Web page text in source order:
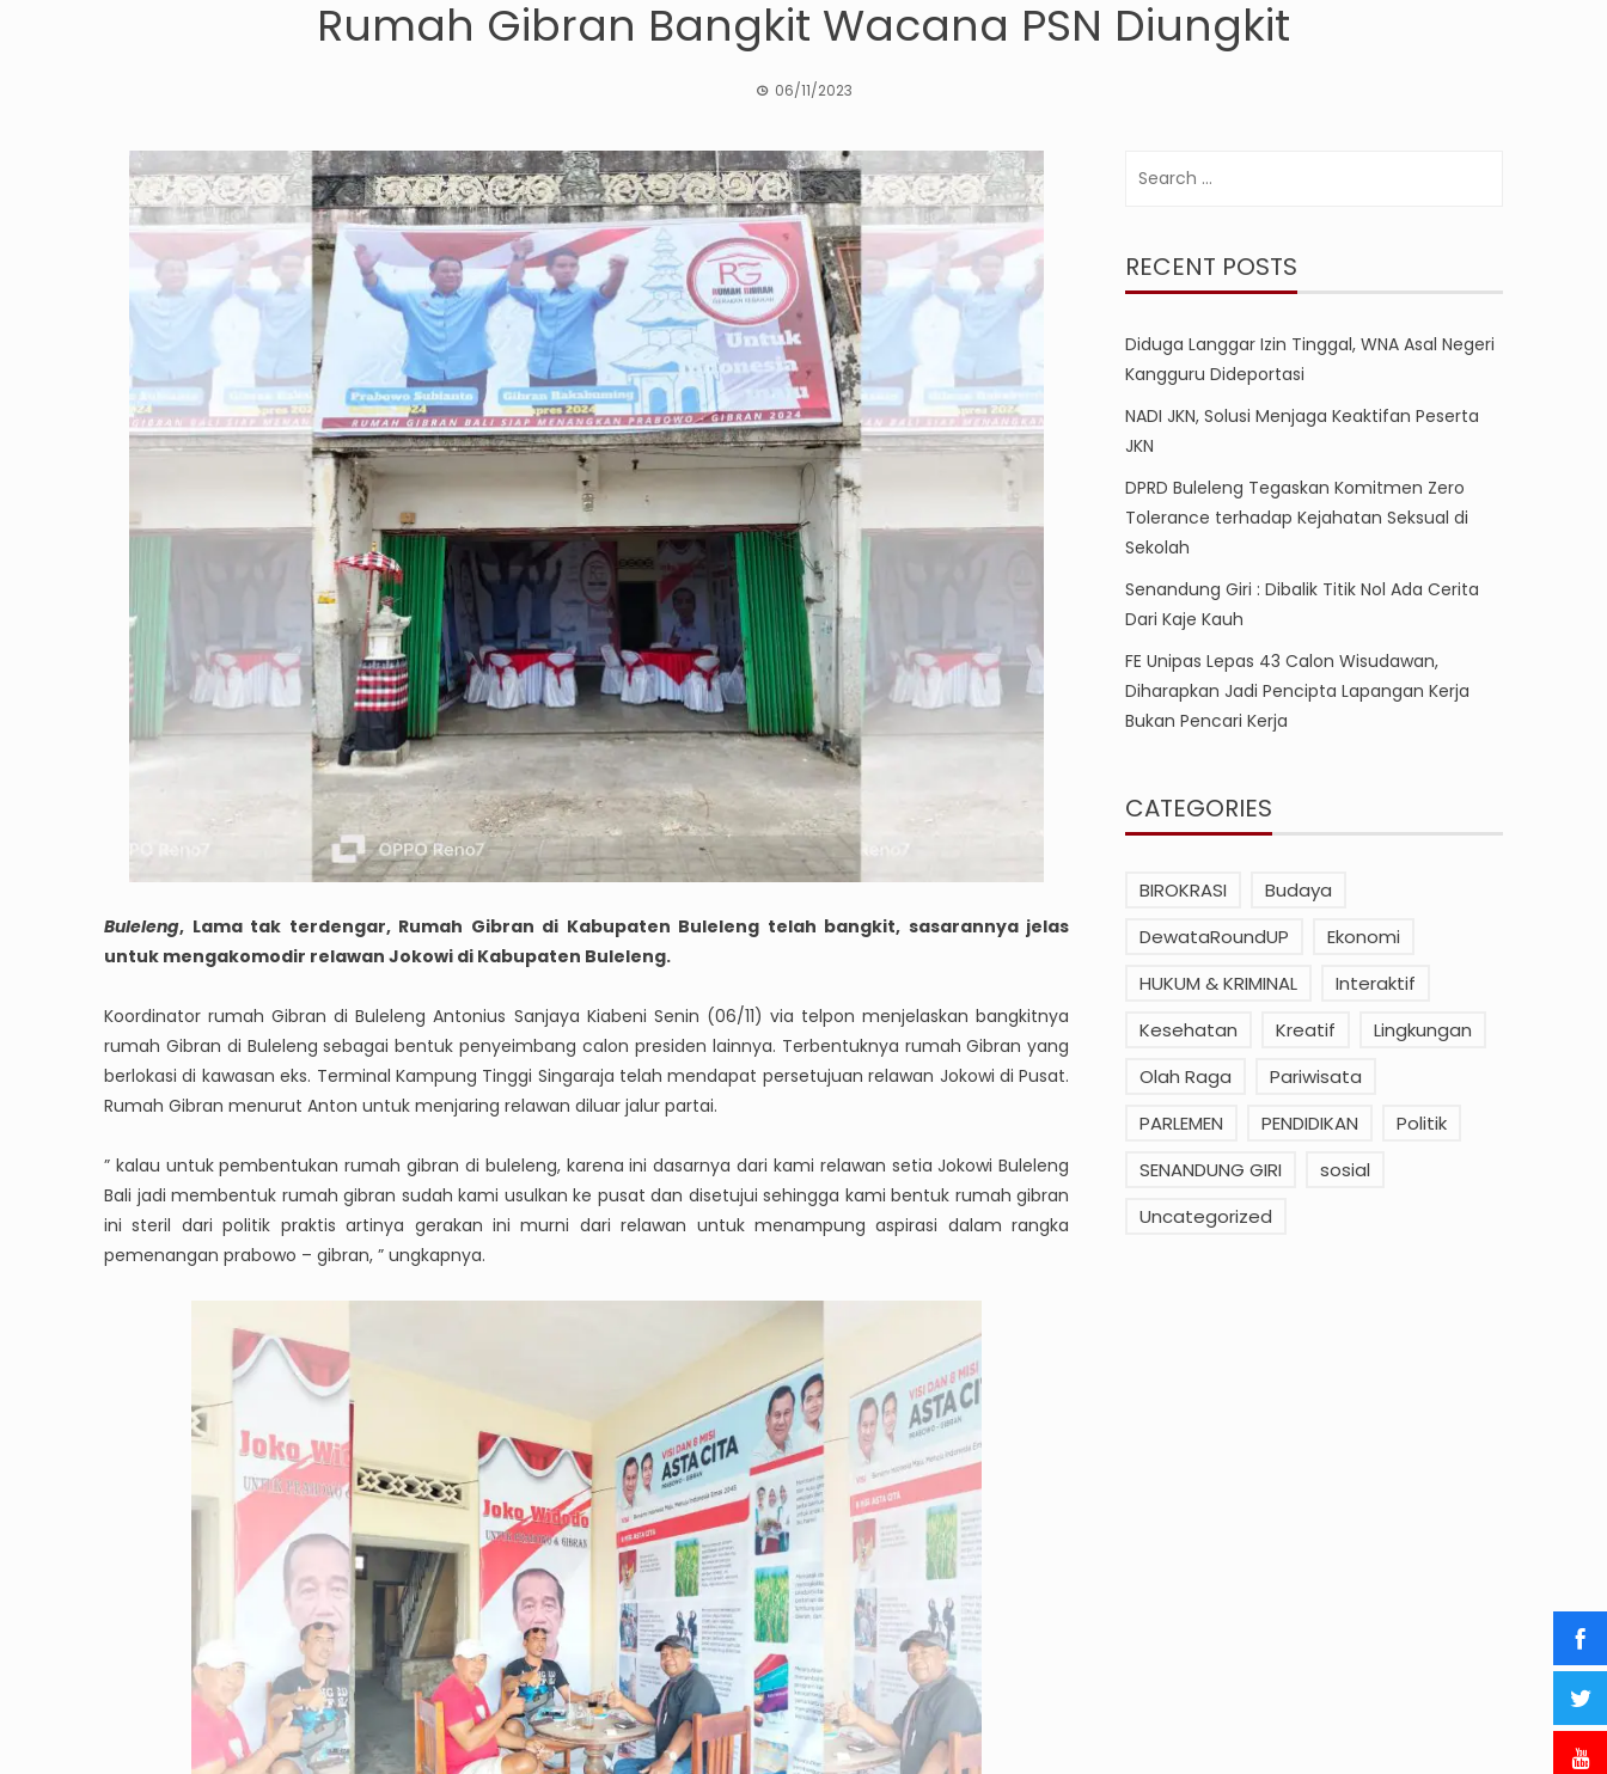
Rumah Gibran Bangkit Wacana PSN Diungkit
06/11/2023
Buleleng, Lama tak terdengar, Rumah Gibran di Kabupaten Buleleng telah bangkit, sasarannya jelas
untuk mengakomodir relawan Jokowi di Kabupaten Buleleng.
Koordinator rumah Gibran di Buleleng Antonius Sanjaya Kiabeni Senin (06/11) via telpon menjelaskan bangkitnya
rumah Gibran di Buleleng sebagai bentuk penyeimbang calon presiden lainnya. Terbentuknya rumah Gibran yang
berlokasi di kawasan eks. Terminal Kampung Tinggi Singaraja telah mendapat persetujuan relawan Jokowi di Pusat.
Rumah Gibran menurut Anton untuk menjaring relawan diluar jalur partai.
” kalau untuk pembentukan rumah gibran di buleleng, karena ini dasarnya dari kami relawan setia Jokowi Buleleng
Bali jadi membentuk rumah gibran sudah kami usulkan ke pusat dan disetujui sehingga kami bentuk rumah gibran
ini steril dari politik praktis artinya gerakan ini murni dari relawan untuk menampung aspirasi dalam rangka
pemenangan prabowo – gibran, ” ungkapnya.
RECENT POSTS
Diduga Langgar Izin Tinggal, WNA Asal Negeri
Kangguru Dideportasi
NADI JKN, Solusi Menjaga Keaktifan Peserta
JKN
DPRD Buleleng Tegaskan Komitmen Zero
Tolerance terhadap Kejahatan Seksual di
Sekolah
Senandung Giri : Dibalik Titik Nol Ada Cerita
Dari Kaje Kauh
FE Unipas Lepas 43 Calon Wisudawan,
Diharapkan Jadi Pencipta Lapangan Kerja
Bukan Pencari Kerja
CATEGORIES
BIROKRASI
Budaya
DewataRoundUP
Ekonomi
HUKUM & KRIMINAL
Interaktif
Kesehatan
Kreatif
Lingkungan
Olah Raga
Pariwisata
PARLEMEN
PENDIDIKAN
Politik
SENANDUNG GIRI
sosial
Uncategorized